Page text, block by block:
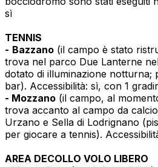
sì
TENNIS
- Bazzano (il campo è stato
trova nel parco Due Lanterne
dotato di illuminazione notturna;
bar). Accessibilità: sì, con 1
- Mozzano (il campo, al
trova accanto al campo da
Urzano e Sella di Lodrignano
per giocare a tennis).
AREA DECOLLO VOLO LIBERO